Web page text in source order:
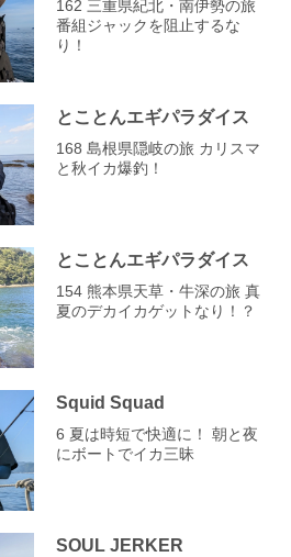
162 三重県紀北・南伊勢の旅
番組ジャックを阻止するな
り！
とことんエギパラダイス
168 島根県隠岐の旅 カリスマ
と秋イカ爆釣！
とことんエギパラダイス
154 熊本県天草・牛深の旅 真
夏のデカイカゲットなり！？
Squid Squad
6 夏は時短で快適に！ 朝と夜
にボートでイカ三昧
SOUL JERKER